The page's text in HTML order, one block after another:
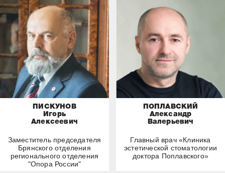
ПИСКУНОВ
Игорь
Алексеевич
Заместитель председателя
Брянского отделения
регионального отделения
"Опора России"
ПОПЛАВСКИЙ
Александр
Валерьевич
Главный врач «Клиника
эстетической стоматологии
доктора Поплавского»